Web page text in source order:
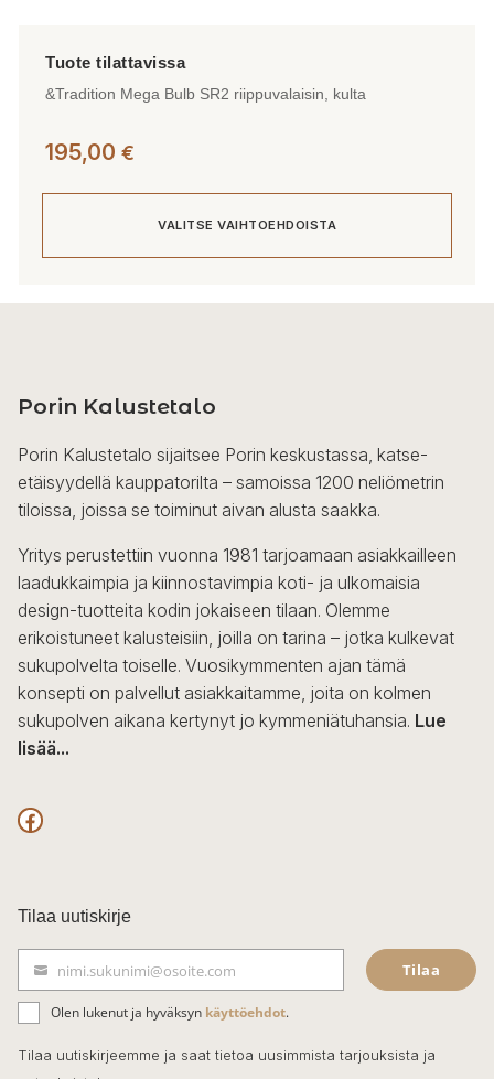
&Tradition Mega Bulb SR2 riippuvalaisin, kulta
195,00 €
VALITSE VAIHTOEHDOISTA
muunnelma.
tehdä
valinnat
tuotteen
sivulla.
Porin Kalustetalo
Porin Kalustetalo sijaitsee Porin keskustassa, katse-
etäisyydellä kauppatorilta – samoissa 1200 neliömetrin
tiloissa, joissa se toiminut aivan alusta saakka.
Yritys perustettiin vuonna 1981 tarjoamaan asiakkailleen
laadukkaimpia ja kiinnostavimpia koti- ja ulkomaisia
design-tuotteita kodin jokaiseen tilaan. Olemme
erikoistuneet kalusteisiin, joilla on tarina – jotka kulkevat
sukupolvelta toiselle. Vuosikymmenten ajan tämä
konsepti on palvellut asiakkaitamme, joita on kolmen
sukupolven aikana kertynyt jo kymmeniätuhansia. Lue
lisää...
F
c
e
b
o
o
Tilaa uutiskirje
ä
h
k
nimi.sukunimi@osoite.com Tilaa
Olen lukenut ja hyväksyn käyttöehdot.
Tilaa uutiskirjeemme ja saat tietoa uusimmista tarjouksista ja